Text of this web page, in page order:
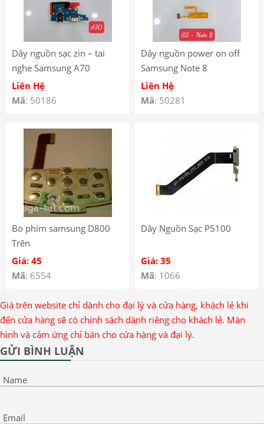
Dây nguồn sạc zin – tai
nghe Samsung A70
Liên Hệ
Mã: 50186
Dây nguồn power on off
Samsung Note 8
Liên Hệ
Mã: 50281
Bo phím samsung D800
Trên
Giá: 45
Mã: 6554
Dây Nguồn Sạc P5100
Giá: 35
Mã: 1066
Giá trên website chỉ dành cho đại lý và cửa hàng, khách lẻ khi
đến cửa hàng sẽ có chính sách dành riêng cho khách lẻ. Màn
hình và cảm ứng chỉ bán cho cửa hàng và đại lý.
GỬI BÌNH LUẬN
Name
Email